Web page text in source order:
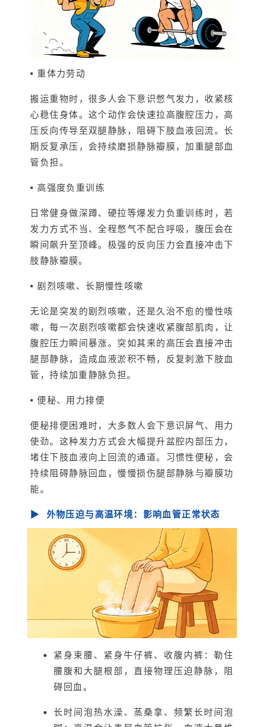
▪ 重体力劳动
搬运重物时，很多人会下意识憋气发力，收紧核
心稳住身体。这个动作会快速拉高腹腔压力，高
压反向传导至双腿静脉，阻碍下肢血液回流。长
期反复承压，会持续磨损静脉瓣膜，加重腿部血
管负担。
▪ 高强度负重训练
日常健身做深蹲、硬拉等爆发力负重训练时，若
发力方式不当、全程憋气不配合呼吸，腹压会在
瞬间飙升至顶峰。极强的反向压力会直接冲击下
肢静脉瓣膜。
▪ 剧烈咳嗽、长期慢性咳嗽
无论是突发的剧烈咳嗽，还是久治不愈的慢性咳
嗽，每一次剧烈咳嗽都会快速收紧腹部肌肉，让
腹腔压力瞬间暴涨。突如其来的高压会直接冲击
腿部静脉，造成血液淤积不畅，反复刺激下肢血
管，持续加重静脉负担。
▪ 便秘、用力排便
便秘排便困难时，大多数人会下意识屏气、用力
使劲。这种发力方式会大幅提升盆腔内部压力，
堵住下肢血液向上回流的通道。习惯性便秘，会
持续阻碍静脉回血，慢慢损伤腿部静脉与瓣膜功
能。
▶ 外物压迫与高温环境：影响血管正常状态
紧身束腰、紧身牛仔裤、收腹内裤：勒住
腰腹和大腿根部，直接物理压迫静脉，阻
碍回血。
长时间泡热水澡、蒸桑拿、频繁长时间泡